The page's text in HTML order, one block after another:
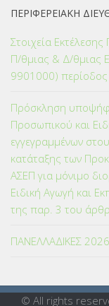
ΠΕΡΙΦΕΡΕΙΑΚΗ
Στοιχεία
Π/θμιας & Δ/θμιας
9901000) περίοδος
Πρόσκληση
Προσωπικού και
εγγεγραμμένων
κατάταξης των
ΑΣΕΠ για μόνιμο
Ειδική Αγωγή και
της παρ. 3 του
ΠΑΝΕΛΛΑΔΙΚΕΣ
© All rights